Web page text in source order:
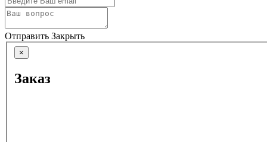
Отправить Закрыть
×
Заказ